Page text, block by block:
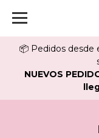
📦 Pedidos desde
NUEVOS